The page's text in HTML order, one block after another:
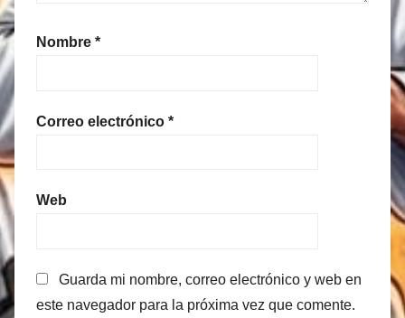
Nombre *
Correo electrónico *
Web
Guarda mi nombre, correo electrónico y web en
este navegador para la próxima vez que comente.